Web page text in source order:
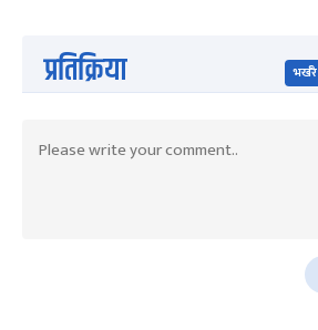
प्रतिक्रिया भर्खरै